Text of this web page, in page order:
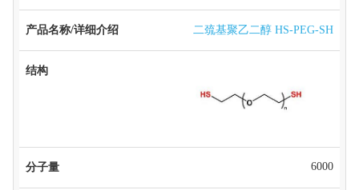
二巯基聚乙二醇 HS-PEG-SH
6000